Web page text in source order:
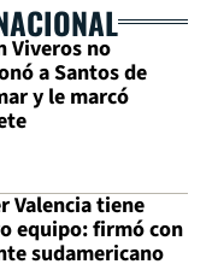
Viveros no
a Santos de
y le marcó
Valencia tiene
equipo: firmó con
sudamericano